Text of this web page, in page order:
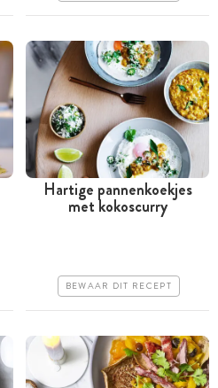
Tussen 30 minuten en 1
Hartige pannenkoekjes
met kokoscurry
BEWAAR DIT RECEPT